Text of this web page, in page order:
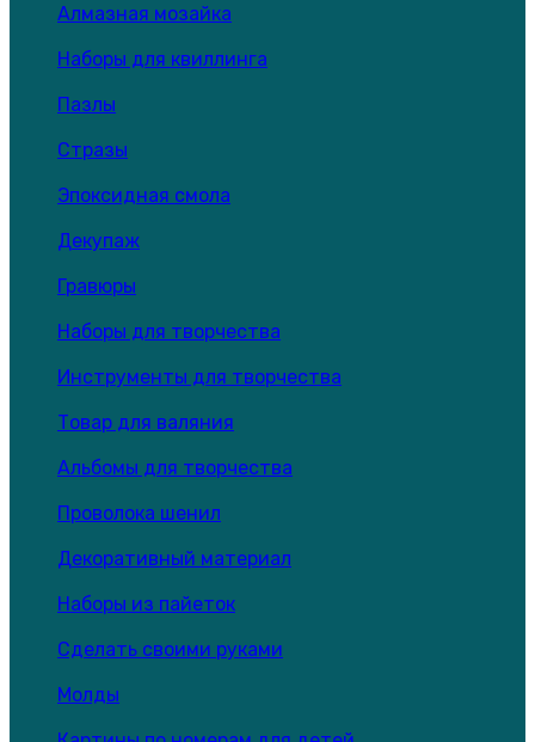
Алмазная мозайка
Наборы для квиллинга
Пазлы
Стразы
Эпоксидная смола
Декупаж
Гравюры
Наборы для творчества
Инструменты для творчества
Товар для валяния
Альбомы для творчества
Проволока шенил
Декоративный материал
Наборы из пайеток
Сделать своими руками
Молды